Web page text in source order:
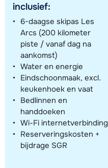
inclusief:
6-daagse skipas Les
Arcs (200 kilometer
piste / vanaf dag na
aankomst)
Water en energie
Eindschoonmaak, excl.
keukenhoek en vaat
Bedlinnen en
handdoeken
Wi-Fi internetverbinding
Reserveringskosten +
bijdrage SGR